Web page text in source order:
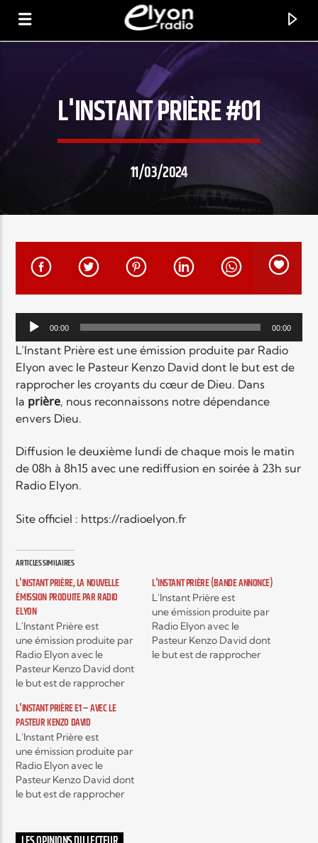
RADIO ELYON
POSITIVE ET ENCOURAGEANTE !
EN CE MOMENT
TITRE
ARTISTE
Radio Elyon
Elyon Live
Elyon Kids
L'INSTANT PRIÈRE #01
11/03/2024
Lecteur00:00 00:00
L’Instant Prière est une émission produite par Radio
Elyon avec le Pasteur Kenzo David dont le but est de
rapprocher les croyants du cœur de Dieu. Dans
la prière, nous reconnaissons notre dépendance
envers Dieu.
Diffusion le deuxième lundi de chaque mois le matin
de 08h à 8h15 avec une rediffusion en soirée à 23h sur
Radio Elyon.
Site officiel : https://radioelyon.fr
ARTICLES SIMILAIRES
L'INSTANT PRIÈRE, LA NOUVELLE
ÉMISSION PRODUITE PAR RADIO
ELYON
L'Instant Prière est
une émission produite par
Radio Elyon avec le
Pasteur Kenzo David dont
le but est de rapprocher
Dieu. Dans la prière, nous
reconnaissons notre
dépendance envers Dieu.
Diffusion le deuxième
lundi de chaque mois le
matin de 08h à 8h15 avec
une rediffusion en soirée…
L'INSTANT PRIÈRE (BANDE ANNONCE)
L'Instant Prière est
une émission produite par
Radio Elyon avec le
Pasteur Kenzo David dont
le but est de rapprocher
L'INSTANT PRIÈRE E1 – AVEC LE
PASTEUR KENZO DAVID
L'Instant Prière est
une émission produite par
Radio Elyon avec le
Pasteur Kenzo David dont
le but est de rapprocher
reconnaissons notre